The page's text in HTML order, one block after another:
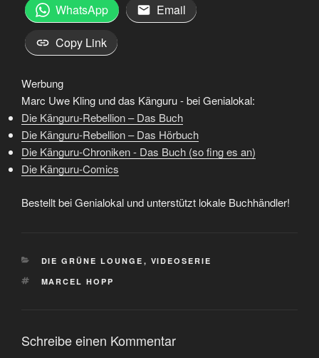
WhatsApp
Email
Copy Link
Werbung
Marc Uwe Kling und das Känguru - bei Genialokal:
Die Känguru-Rebellion – Das Buch
Die Känguru-Rebellion – Das Hörbuch
Die Känguru-Chroniken - Das Buch (so fing es an)
Die Känguru-Comics
Bestellt bei Genialokal und unterstützt lokale Buchhändler!
KATEGORIEN
DIE GRÜNE LOUNGE , VIDEOSERIE
SCHLAGWÖRTER
MARCEL HOPP
Schreibe einen Kommentar